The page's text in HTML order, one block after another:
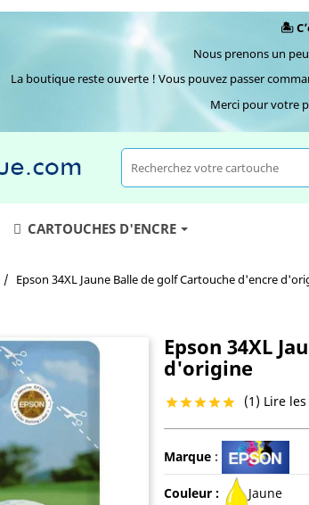
🏝️
Nous prenons un
La boutique reste ouverte ! Vous pouvez passer
Merci pour votre
CARTOUCHES D'ENCRE
Epson 34XL Jaune Balle de golf Cartouche d'encre
Epson 34XL
d'origine
 (1) Lire les
Marque:
Couleur : Jaune